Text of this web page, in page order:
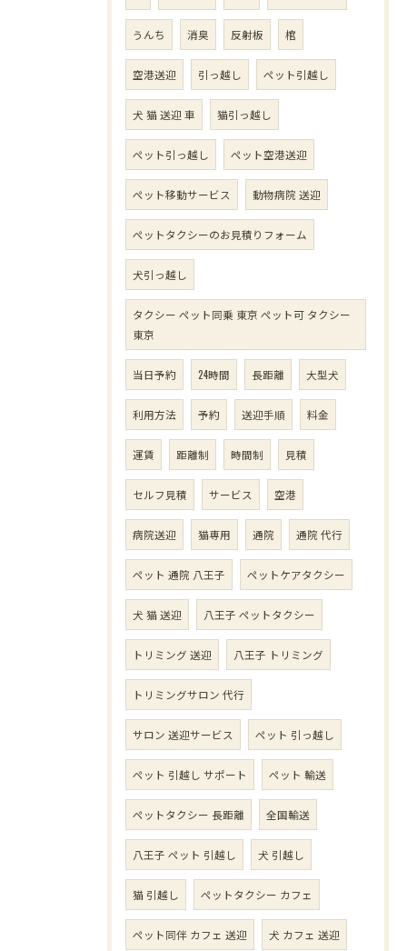
うんち 消臭 反射板 棺
空港送迎 引っ越し ペット引越し
犬 猫 送迎 車 猫引っ越し
ペット引っ越し ペット空港送迎
ペット移動サービス 動物病院 送迎
ペットタクシーのお見積りフォーム
犬引っ越し
タクシー ペット同乗 東京 ペット可 タクシー
東京
当日予約 24時間 長距離 大型犬
利用方法 予約 送迎手順 料金
運賃 距離制 時間制 見積
セルフ見積 サービス 空港
病院送迎 猫専用 通院 通院 代行
ペット 通院 八王子 ペットケアタクシー
犬 猫 送迎 八王子 ペットタクシー
トリミング 送迎 八王子 トリミング
トリミングサロン 代行
サロン 送迎サービス ペット 引っ越し
ペット 引越し サポート ペット 輸送
ペットタクシー 長距離 全国輸送
八王子 ペット 引越し 犬 引越し
猫 引越し ペットタクシー カフェ
ペット同伴 カフェ 送迎 犬 カフェ 送迎